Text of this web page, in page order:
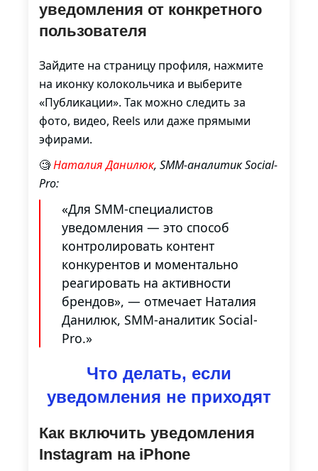
уведомления от конкретного
пользователя
Зайдите на страницу профиля, нажмите
на иконку колокольчика и выберите
«Публикации». Так можно следить за
фото, видео, Reels или даже прямыми
эфирами.
🧐Наталия Данилюк, SMM-аналитик Social-
Pro:
«Для SMM-специалистов
уведомления — это способ
контролировать контент
конкурентов и моментально
реагировать на активности
брендов», — отмечает Наталия
Данилюк, SMM-аналитик Social-
Pro.»
Что делать, если
уведомления не приходят
Как включить уведомления
Instagram на iPhone